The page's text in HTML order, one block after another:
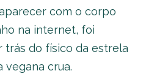
com o corpo
na internet, foi
trás do físico da estrela
vegana crua.